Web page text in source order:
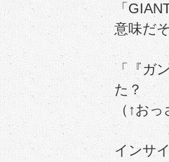
「
意味だ
「『ガ
た？
（↑お
インサ